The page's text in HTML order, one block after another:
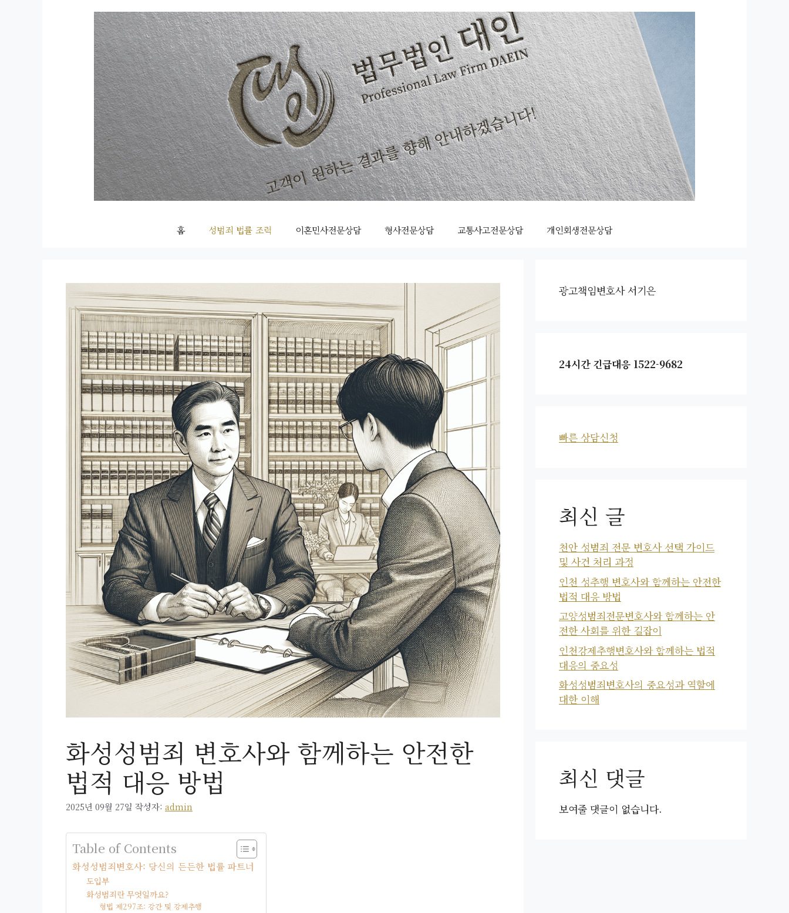
홈 성범죄 법률 조력 이혼민사전문상담 형사전문상담 교통사고전문상담 개인회생전문상담
화성성범죄 변호사와 함께하는 안전한
법적 대응 방법
2025년 09월 27일 작성자: admin
Table of Contents
화성성범죄변호사: 당신의 든든한 법률 파트너
도입부
화성범죄란 무엇일까요?
형법 제297조: 강간 및 강제추행
광고책임변호사 서기은
24시간 긴급대응 1522-9682
빠른 상담신청
최신 글
천안 성범죄 전문 변호사 선택 가이드
및 사건 처리 과정
인천 성추행 변호사와 함께하는 안전한
법적 대응 방법
고양성범죄전문변호사와 함께하는 안
전한 사회를 위한 길잡이
인천강제추행변호사와 함께하는 법적
대응의 중요성
화성성범죄변호사의 중요성과 역할에
대한 이해
최신 댓글
보여줄 댓글이 없습니다.